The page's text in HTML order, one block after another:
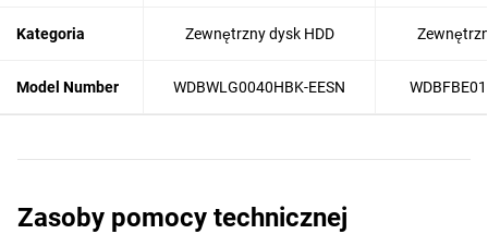
Kategoria Zewnętrzny dysk HDD
Model Number WDBWLG0040HBK-EESN
Zasoby pomocy technicznej